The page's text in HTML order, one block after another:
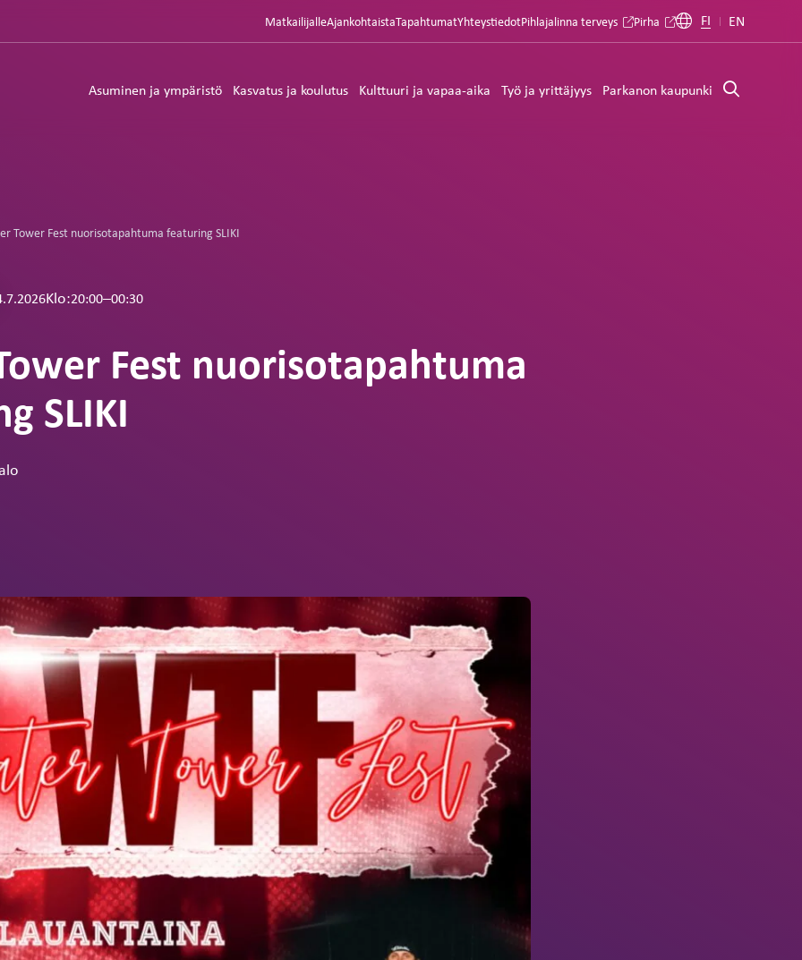
MatkailijalleAjankohtaistaTapahtumatYhteystiedotPihlajalinna terveys Pirha FI EN
Asuminen ja ympäristö Kasvatus ja koulutus Kulttuuri ja vapaa-aika Työ ja yrittäjyys Parkanon kaupunki
Tower Fest nuorisotapahtuma featuring SLIKI
Klo:20:00–00:30
Fest nuorisotapahtuma
SLIKI